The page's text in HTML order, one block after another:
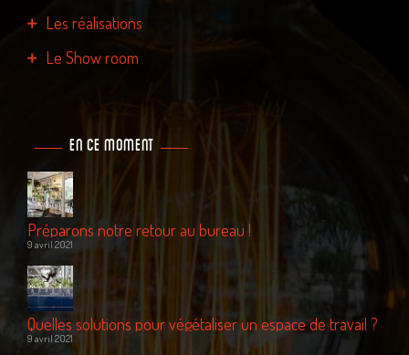
Les réalisations
Le Show room
En ce moment
Préparons notre retour au bureau !
9 avril 2021
Quelles solutions pour végétaliser un espace de travail ?
9 avril 2021